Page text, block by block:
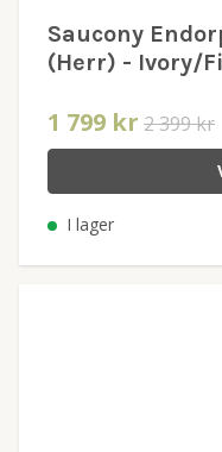
Saucony
(Herr) - Ivory/
1 799 kr 2 399 kr
I lager